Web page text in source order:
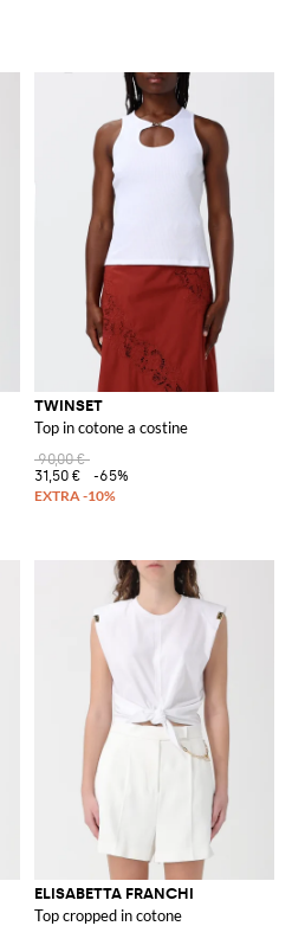
TWINSET
Top in cotone a costine
90,00 €
31,50 €
-65%
ELISABETTA FRANCHI
Top cropped in cotone